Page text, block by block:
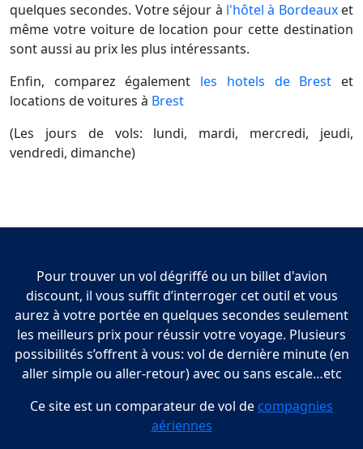
quelques secondes. Votre séjour à l'hôtel à Bordeauxet
même votre voiture de location pour cette destination
sont aussi au prix les plus intéressants.
Enfin, comparez également les hotels de Brest et
locations de voitures à Brest
(Les jours de vols: lundi, mardi, mercredi, jeudi,
vendredi, dimanche)
Pour trouver un vol dégriffé ou un billet d'avion
discount, il vous suffit d’interroger cet outil et vous
aurez à votre portée en quelques secondes seulement
les meilleurs prix pour réussir votre voyage. Plusieurs
possibilités s’offrent à vous: vol de dernière minute (en
aller simple ou aller-retour) avec ou sans escale…etc
Ce site est un comparateur de vol de compagnies
aériennes